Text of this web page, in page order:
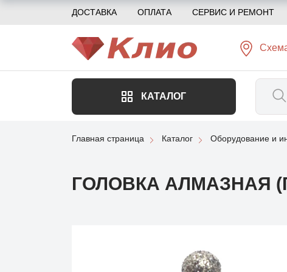
ДОСТАВКА ОПЛАТА СЕРВИС И РЕМОНТ
КАТАЛОГ
Главная страница Каталог Оборудование и
ГОЛОВКА АЛМАЗНАЯ